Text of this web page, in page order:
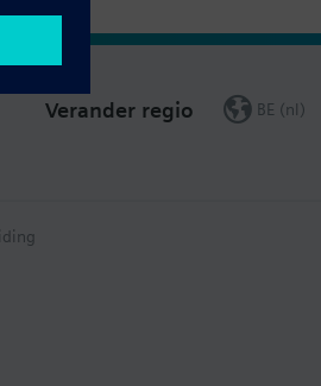
Verander regio BE (nl)